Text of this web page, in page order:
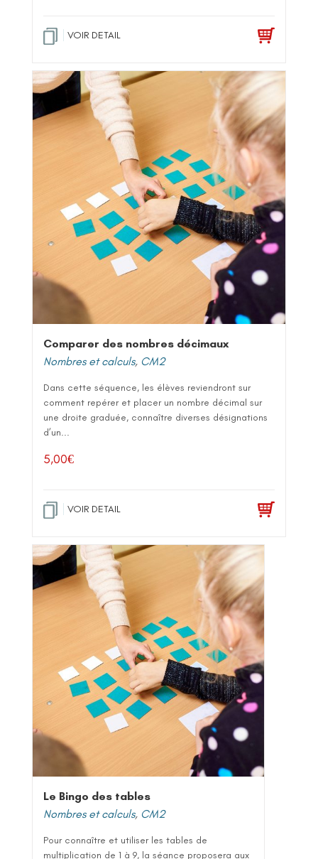
VOIR DETAIL
Comparer des nombres décimaux
Nombres et calculs, CM2
Dans cette séquence, les élèves reviendront sur
comment repérer et placer un nombre décimal sur
une droite graduée, connaître diverses désignations
d’un...
5,00€
VOIR DETAIL
Le Bingo des tables
Nombres et calculs, CM2
Pour connaître et utiliser les tables de
multiplication de 1 à 9, la séance proposera aux